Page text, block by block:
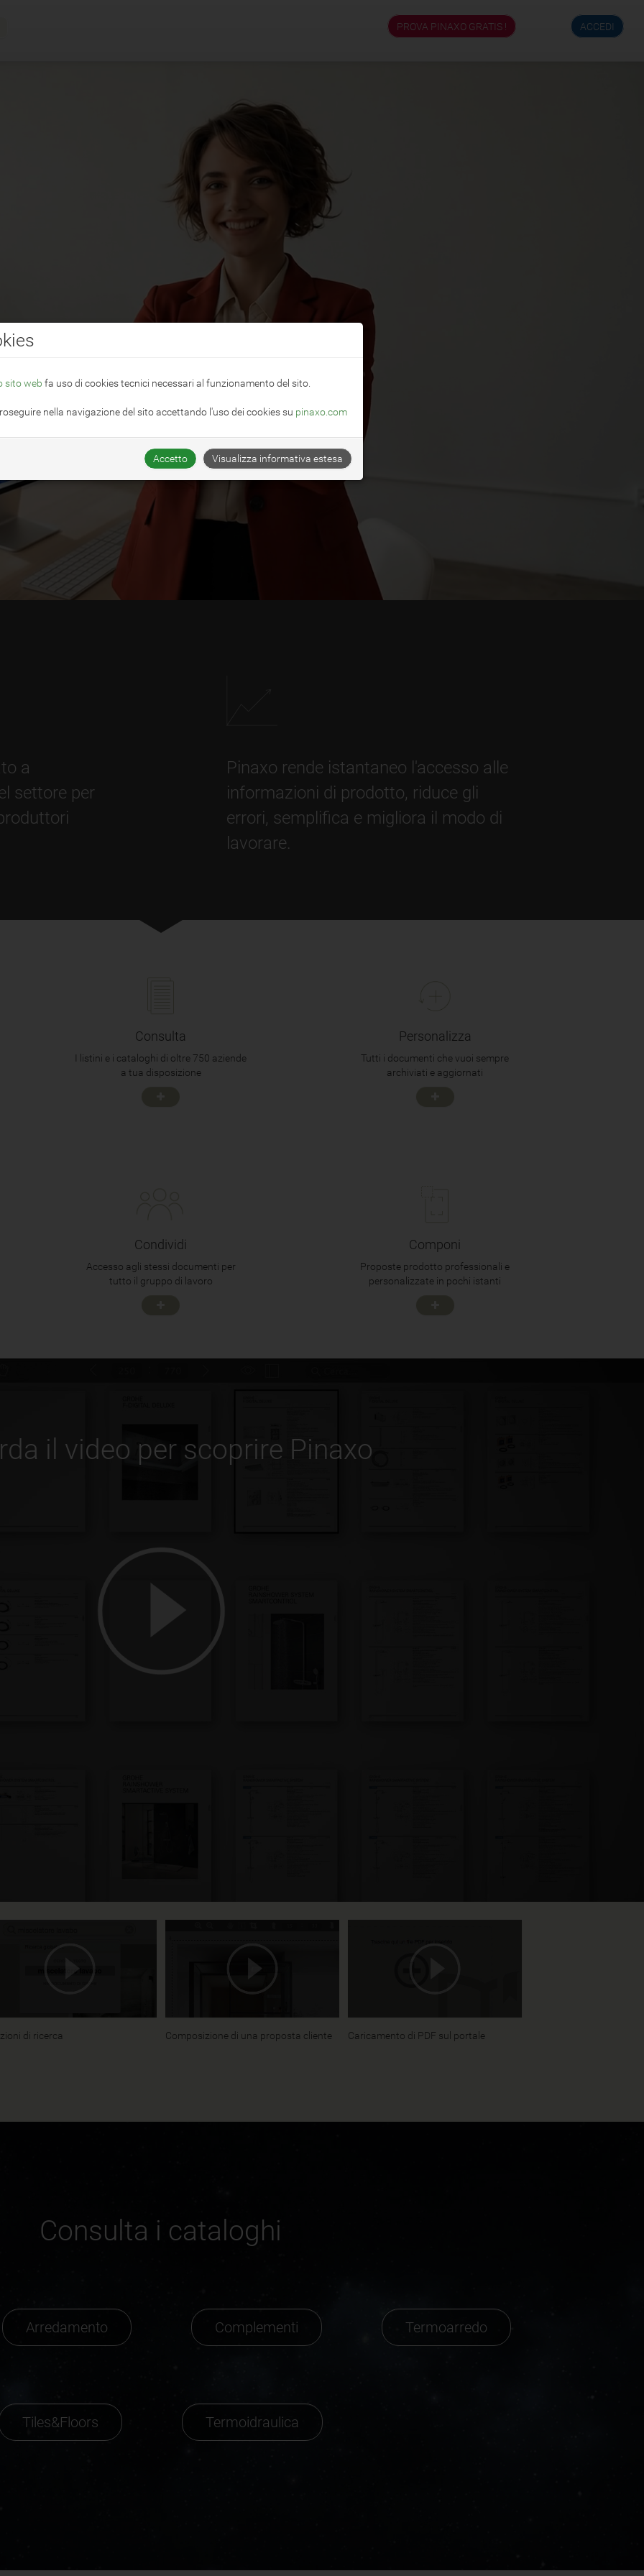
PROVA PINAXO GRATIS ! ACCEDI
a
settore per
Pinaxo rende istantaneo l'accesso alle
informazioni di prodotto, riduce gli
errori, semplifica e migliora il modo di
lavorare.
Consulta
I listini e i cataloghi di oltre 750 aziende
a tua disposizione
Personalizza
Tutti i documenti che vuoi sempre
archiviati e aggiornati
Condividi
Accesso agli stessi documenti per
tutto il gruppo di lavoro
Componi
Proposte prodotto professionali e
personalizzate in pochi istanti
il video per scoprire Pinaxo
di ricerca Composizione di una proposta cliente Caricamento di PDF sul portale
Consulta i cataloghi
Arredamento Complementi Termoarredo
Tiles&Floors Termoidraulica
sito web fa uso di cookies tecnici necessari al funzionamento del sito.
nella navigazione del sito accettando l'uso dei cookies su pinaxo.com
Accetto Visualizza informativa estesa